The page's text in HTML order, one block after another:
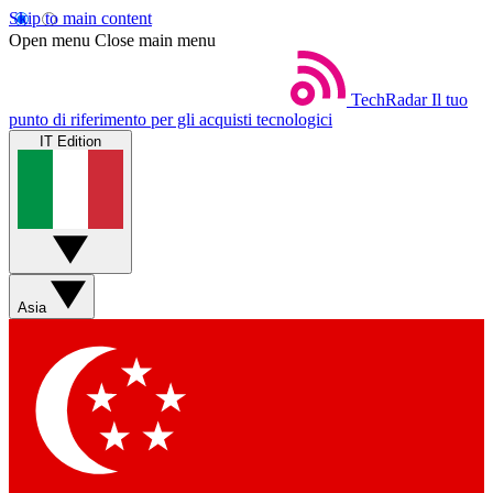
Skip to main content
Open menu Close main menu
TechRadar Il tuo
punto di riferimento per gli acquisti tecnologici
IT Edition
Asia